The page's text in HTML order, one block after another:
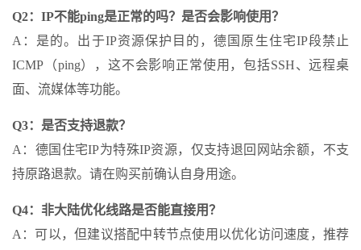
Q2：IP不能ping是正常的吗？是否会影响使用？
A：是的。出于IP资源保护目的，德国原生住宅IP段禁止
ICMP（ping），这不会影响正常使用，包括SSH、远程桌
面、流媒体等功能。
Q3：是否支持退款？
A：德国住宅IP为特殊IP资源，仅支持退回网站余额，不支
持原路退款。请在购买前确认自身用途。
Q4：非大陆优化线路是否能直接用？
A：可以，但建议搭配中转节点使用以优化访问速度，推荐